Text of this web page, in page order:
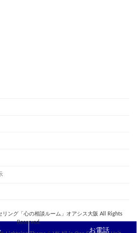
お電話
ング「心の相談ルーム」オアシス大阪 All Rights
Reserved.